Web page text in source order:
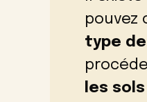
pouvez
type de
les